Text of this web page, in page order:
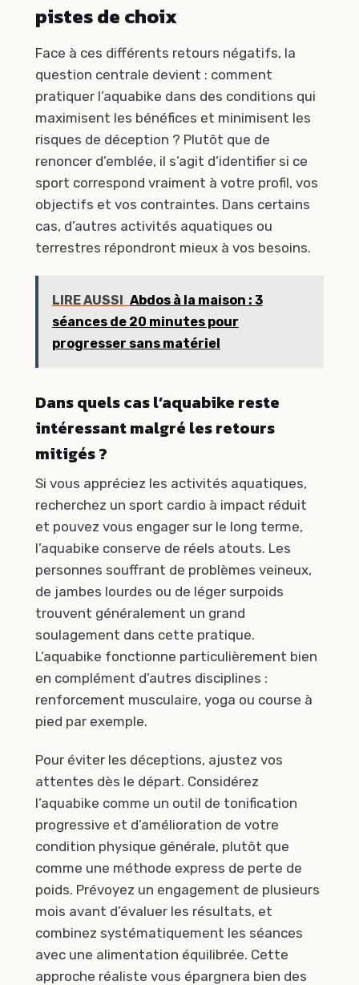
pistes de choix
Face à ces différents retours négatifs, la
question centrale devient : comment
pratiquer l’aquabike dans des conditions qui
maximisent les bénéfices et minimisent les
risques de déception ? Plutôt que de
renoncer d’emblée, il s’agit d’identifier si ce
sport correspond vraiment à votre profil, vos
objectifs et vos contraintes. Dans certains
cas, d’autres activités aquatiques ou
terrestres répondront mieux à vos besoins.
LIRE AUSSI Abdos à la maison : 3
séances de 20 minutes pour
progresser sans matériel
Dans quels cas l’aquabike reste
intéressant malgré les retours
mitigés ?
Si vous appréciez les activités aquatiques,
recherchez un sport cardio à impact réduit
et pouvez vous engager sur le long terme,
l’aquabike conserve de réels atouts. Les
personnes souffrant de problèmes veineux,
de jambes lourdes ou de léger surpoids
trouvent généralement un grand
soulagement dans cette pratique.
L’aquabike fonctionne particulièrement bien
en complément d’autres disciplines :
renforcement musculaire, yoga ou course à
pied par exemple.
Pour éviter les déceptions, ajustez vos
attentes dès le départ. Considérez
l’aquabike comme un outil de tonification
progressive et d’amélioration de votre
condition physique générale, plutôt que
comme une méthode express de perte de
poids. Prévoyez un engagement de plusieurs
mois avant d’évaluer les résultats, et
combinez systématiquement les séances
avec une alimentation équilibrée. Cette
approche réaliste vous épargnera bien des